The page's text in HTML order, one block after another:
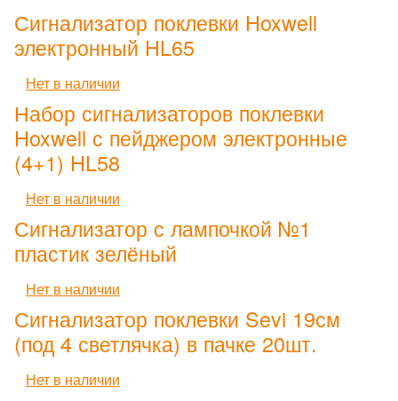
Сигнализатор поклевки Hoxwell
электронный HL65
Нет в наличии
Набор сигнализаторов поклевки
Hoxwell с пейджером электронные
(4+1) HL58
Нет в наличии
Сигнализатор с лампочкой №1
пластик зелёный
Нет в наличии
Сигнализатор поклевки Sevi 19см
(под 4 светлячка) в пачке 20шт.
Нет в наличии